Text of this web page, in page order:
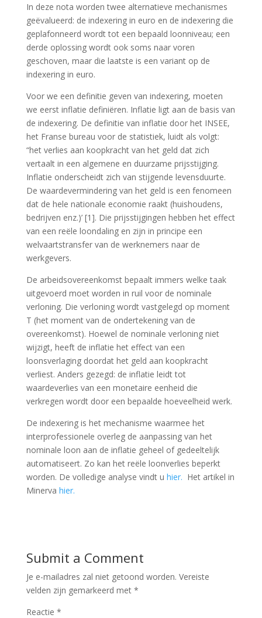
In deze nota worden twee alternatieve mechanismes
geëvalueerd: de indexering in euro en de indexering die
geplafonneerd wordt tot een bepaald loonniveau; een
derde oplossing wordt ook soms naar voren
geschoven, maar die laatste is een variant op de
indexering in euro.
Voor we een definitie geven van indexering, moeten
we eerst inflatie definiëren. Inflatie ligt aan de basis van
de indexering. De definitie van inflatie door het INSEE,
het Franse bureau voor de statistiek, luidt als volgt:
“het verlies aan koopkracht van het geld dat zich
vertaalt in een algemene en duurzame prijsstijging.
Inflatie onderscheidt zich van stijgende levensduurte.
De waardevermindering van het geld is een fenomeen
dat de hele nationale economie raakt (huishoudens,
bedrijven enz.)’ [1]. Die prijsstijgingen hebben het effect
van een reële loondaling en zijn in principe een
welvaartstransfer van de werknemers naar de
werkgevers.
De arbeidsovereenkomst bepaalt immers welke taak
uitgevoerd moet worden in ruil voor de nominale
verloning. Die verloning wordt vastgelegd op moment
T (het moment van de ondertekening van de
overeenkomst). Hoewel de nominale verloning niet
wijzigt, heeft de inflatie het effect van een
loonsverlaging doordat het geld aan koopkracht
verliest. Anders gezegd: de inflatie leidt tot
waardeverlies van een monetaire eenheid die
verkregen wordt door een bepaalde hoeveelheid werk.
De indexering is het mechanisme waarmee het
interprofessionele overleg de aanpassing van het
nominale loon aan de inflatie geheel of gedeeltelijk
automatiseert. Zo kan het reële loonverlies beperkt
worden. De volledige analyse vindt u hier. Het artikel in
Minerva hier.
Submit a Comment
Je e-mailadres zal niet getoond worden. Vereiste
velden zijn gemarkeerd met *
Reactie *